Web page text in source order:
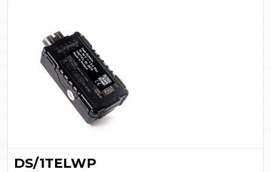
DS/1TELWP